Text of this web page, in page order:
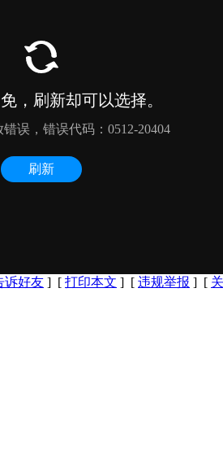
诉好友 ] [ 打印本文 ] [ 违规举报 ] [